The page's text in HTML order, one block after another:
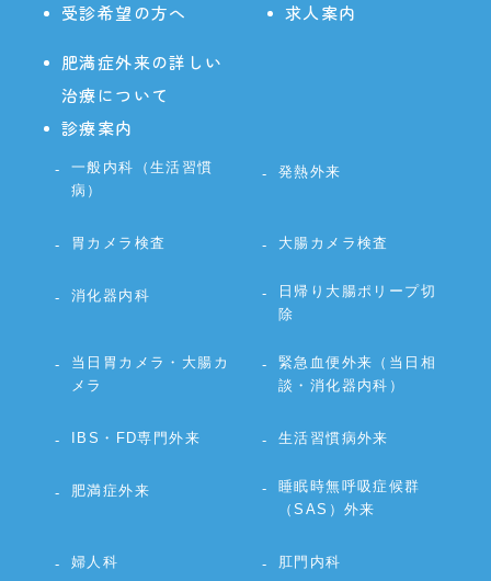
受診希望の方へ 求人案内
肥満症外来の詳しい
治療について
診療案内
一般内科（生活習慣
病）
発熱外来
胃カメラ検査 大腸カメラ検査
消化器内科
日帰り大腸ポリープ切
除
当日胃カメラ・大腸カ
メラ
緊急血便外来（当日相
談・消化器内科）
IBS・FD専門外来 生活習慣病外来
肥満症外来
睡眠時無呼吸症候群
（SAS）外来
婦人科 肛門内科